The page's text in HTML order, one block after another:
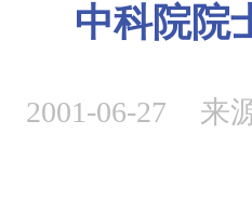
中科院院
2001-06-27 来